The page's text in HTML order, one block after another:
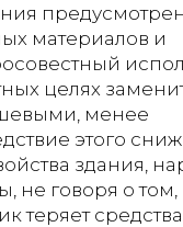
материалов и
целях
менее
этого
здания,
не говоря о том,
теряет